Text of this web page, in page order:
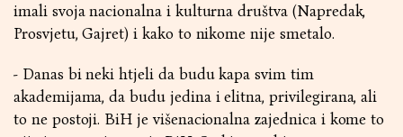
imali svoja nacionalna i kulturna društva (Napredak,
Prosvjetu, Gajret) i kako to nikome nije smetalo.
- Danas bi neki htjeli da budu kapa svim tim
akademijama, da budu jedina i elitna, privilegirana, ali
to ne postoji. BiH je višenacionalna zajednica i kome to